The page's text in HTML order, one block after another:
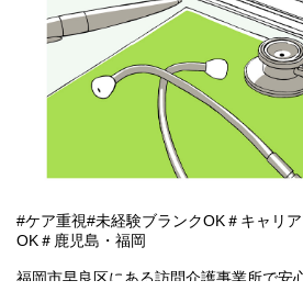
#ケア重視#未経験ブランクOK＃キャリ
OK＃鹿児島・福岡
福岡市早良区にある訪問介護事業所で安